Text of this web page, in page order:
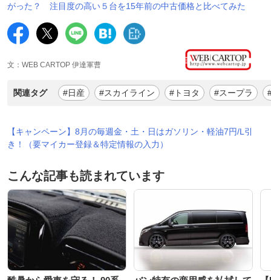
がった？ 注目度の高い５台を15年前の中古価格と比べてみた
文：WEB CARTOP 伊達軍曹
関連タグ #日産 #スカイライン #トヨタ #スープラ
【キャンペーン】8月の毎週金・土・日はガソリン・軽油7円/L引
き！（要マイカー登録＆特定情報の入力）
こんな記事も読まれています